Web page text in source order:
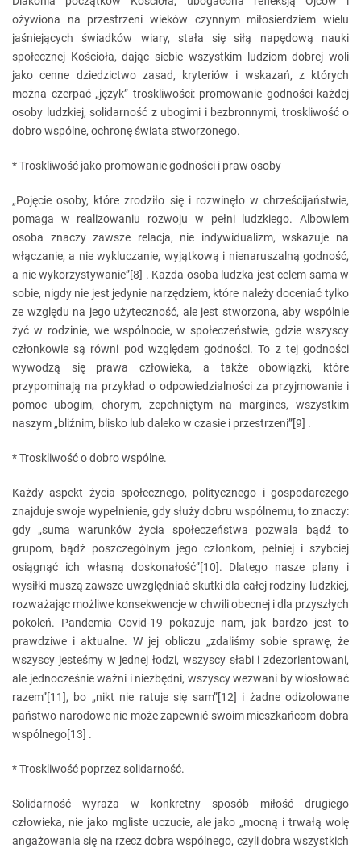
ożywiona na przestrzeni wieków czynnym miłosierdziem wielu
jaśniejących świadków wiary, stała się siłą napędową nauki
społecznej Kościoła, dając siebie wszystkim ludziom dobrej woli
jako cenne dziedzictwo zasad, kryteriów i wskazań, z których
można czerpać „język” troskliwości: promowanie godności każdej
osoby ludzkiej, solidarność z ubogimi i bezbronnymi, troskliwość o
dobro wspólne, ochronę świata stworzonego.
* Troskliwość jako promowanie godności i praw osoby
„Pojęcie osoby, które zrodziło się i rozwinęło w chrześcijaństwie,
pomaga w realizowaniu rozwoju w pełni ludzkiego. Albowiem
osoba znaczy zawsze relacja, nie indywidualizm, wskazuje na
włączanie, a nie wykluczanie, wyjątkową i nienaruszalną godność,
a nie wykorzystywanie”[8] . Każda osoba ludzka jest celem sama w
sobie, nigdy nie jest jedynie narzędziem, które należy doceniać tylko
ze względu na jego użyteczność, ale jest stworzona, aby wspólnie
żyć w rodzinie, we wspólnocie, w społeczeństwie, gdzie wszyscy
członkowie są równi pod względem godności. To z tej godności
wywodzą się prawa człowieka, a także obowiązki, które
przypominają na przykład o odpowiedzialności za przyjmowanie i
pomoc ubogim, chorym, zepchniętym na margines, wszystkim
naszym „bliźnim, blisko lub daleko w czasie i przestrzeni”[9] .
* Troskliwość o dobro wspólne.
Każdy aspekt życia społecznego, politycznego i gospodarczego
znajduje swoje wypełnienie, gdy służy dobru wspólnemu, to znaczy:
gdy „suma warunków życia społeczeństwa pozwala bądź to
grupom, bądź poszczególnym jego członkom, pełniej i szybciej
osiągnąć ich własną doskonałość”[10]. Dlatego nasze plany i
wysiłki muszą zawsze uwzględniać skutki dla całej rodziny ludzkiej,
rozważając możliwe konsekwencje w chwili obecnej i dla przyszłych
pokoleń. Pandemia Covid-19 pokazuje nam, jak bardzo jest to
prawdziwe i aktualne. W jej obliczu „zdaliśmy sobie sprawę, że
wszyscy jesteśmy w jednej łodzi, wszyscy słabi i zdezorientowani,
ale jednocześnie ważni i niezbędni, wszyscy wezwani by wiosłować
razem”[11], bo „nikt nie ratuje się sam”[12] i żadne odizolowane
państwo narodowe nie może zapewnić swoim mieszkańcom dobra
wspólnego[13] .
* Troskliwość poprzez solidarność.
Solidarność wyraża w konkretny sposób miłość drugiego
człowieka, nie jako mgliste uczucie, ale jako „mocną i trwałą wolę
angażowania się na rzecz dobra wspólnego, czyli dobra wszystkich